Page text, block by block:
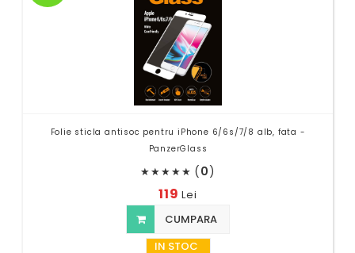
Folie sticla antisoc pentru iPhone 6/6s/7/8 alb, fata -
PanzerGlass
★★★★★ (0)
119Lei
CUMPARA
IN STOC